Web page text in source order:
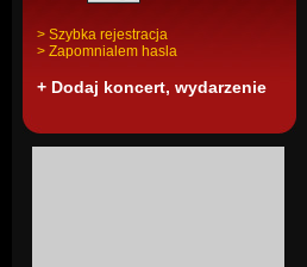
> Szybka rejestracja
> Zapomnialem hasla
+ Dodaj koncert, wydarzenie